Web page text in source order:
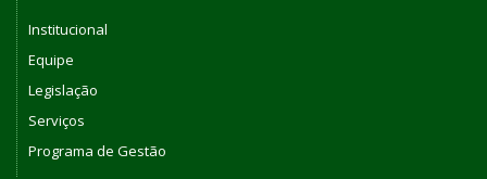
Institucional
Equipe
Legislação
Serviços
Programa de Gestão